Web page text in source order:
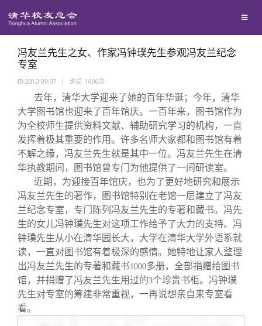
地区联络
年级联络
院系校友工作
专业委员会
兴趣群体
西南联大校友会
回馈母校
捐赠项目
捐赠新闻
捐赠纪事
捐赠方法
义工计划
媒体平台
《清华校友通讯》
《水木清华》
我要订阅
新媒体平台
百年清华
清华人物
清华故事
青春风采
校友文苑
校友讲坛
校友服务
终身学习
信息化服务
三创大赛
实用信息
校友总会
总会简介
会长致辞
总会章程
关闭
冯友兰先生之女、作家冯钟璞先生参观冯友兰纪念
专室
2012-09-07 | 浏览 1606次
去年，清华大学迎来了她的百年华诞；今年，清华
大学图书馆也迎来了百年馆庆。一百年来，图书馆作为
为全校师生提供资料文献、辅助研究学习的机构，一直
发挥着极其重要的作用。许多名师大家都和图书馆有着
不解之缘，冯友兰先生就是其中一位。冯友兰先生在清
华执教期间，图书馆曾专门为他提供了一间研读室。
近期，为迎接百年馆庆，也为了更好地研究和展示
冯友兰先生的著作，图书馆特别在老馆一层建立了冯友
兰纪念专室，专门陈列冯友兰先生的专著和藏书。冯先
生的女儿冯钟璞先生对这项工作给予了大力的支持。冯
钟璞先生从小在清华园长大，大学在清华大学外语系就
读，一直对图书馆有着极深的感情。她特地让家人整理
出冯友兰先生的专著和藏书1000多册，全部捐赠给图书
馆，并捐赠了冯友兰先生用过的3个珍贵书柜。冯钟璞
先生对专室的筹建非常重视，一再说想亲自来专室看
看。